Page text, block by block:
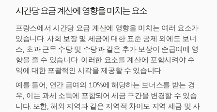
시간당 요금 계산에 영향을 미치는 요소
프랑스에서 시간당 요금 계산에 영향을 미치는 여러 요소가
있습니다. 사회 보장 및 세금에 대한 표준 공제 외에도 보너
스, 초과 근무 수당 및 수당과 같은 추가 보상이 순급여에 영
향을 줄 수 있습니다. 이러한 요소를 계산에 포함시켜야 수
익에 대한 포괄적인 시각을 제공할 수 있습니다.
예를 들어, 연간 급여의 10%에 해당하는 보너스를 받는 경
우, 이는 과세 소득에 포함되어 세금 구간을 변경할 수 있습
니다. 또한, 해외 지역과 같은 지역적 차이도 지역 세금 및 사